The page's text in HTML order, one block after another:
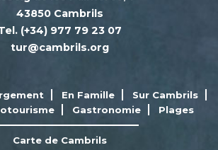
43850 Cambrils
(+34) 977 79 23 07
tur@cambrils.org
En Famille
Sur Cambrils
Gastronomie Plages
Carte de Cambrils